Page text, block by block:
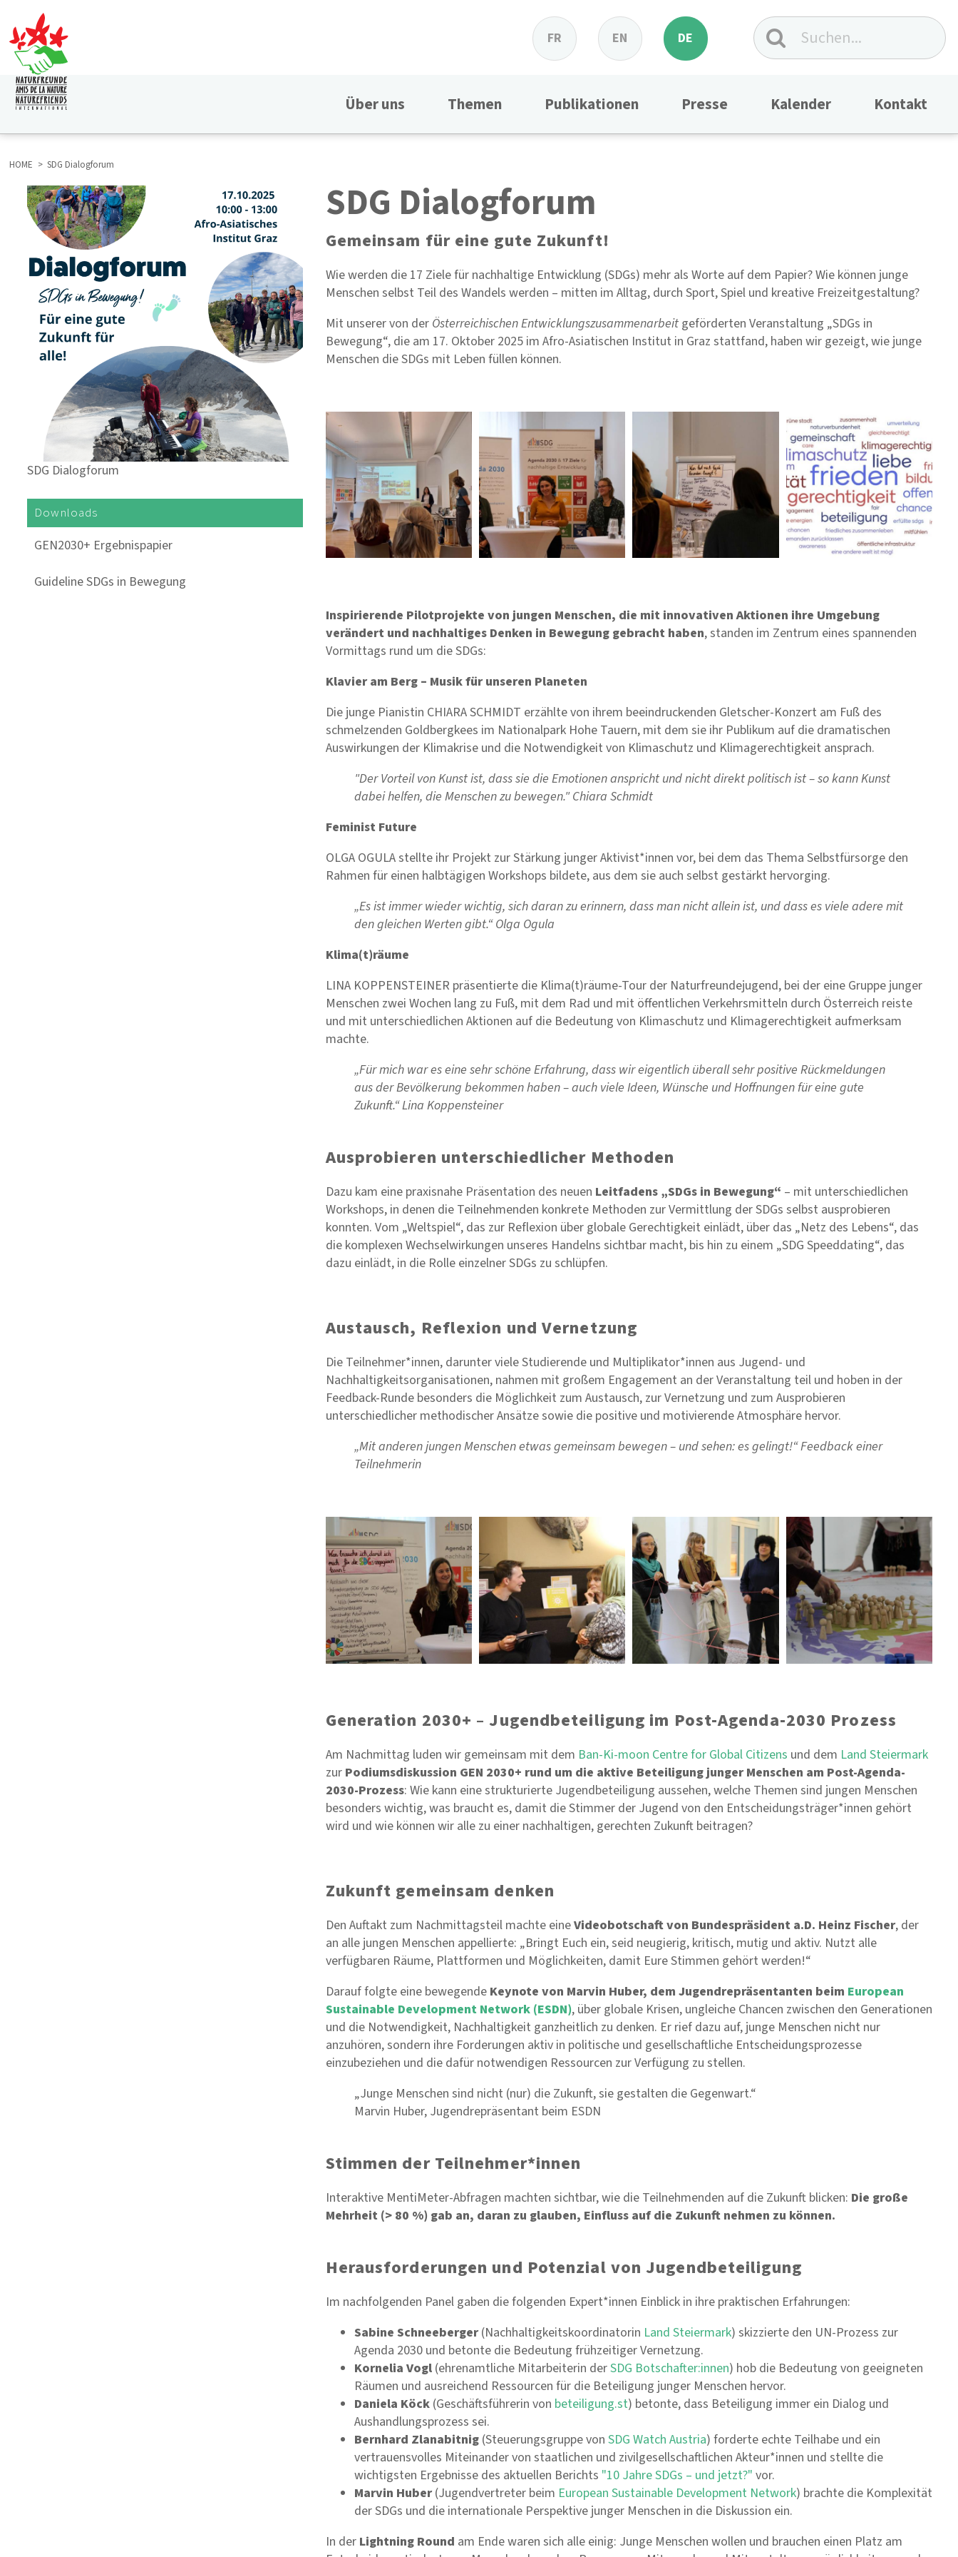
zum
Inhalt
FR EN DE
HAUPTNAVIGATION Über uns Themen Publikationen Presse Kalender Kontakt
BREADCRUMB
HOME SDG Dialogforum
SDG Dialogforum
Downloads
GEN2030+ Ergebnispapier
Guideline SDGs in Bewegung
SDG Dialogforum
Gemeinsam für eine gute Zukunft!
Wie werden die 17 Ziele für nachhaltige Entwicklung (SDGs) mehr als Worte auf dem Papier? Wie können junge
Menschen selbst Teil des Wandels werden – mitten im Alltag, durch Sport, Spiel und kreative Freizeitgestaltung?
Mit unserer von der Österreichischen Entwicklungszusammenarbeitgeförderten Veranstaltung „SDGs in
Bewegung“, die am 17. Oktober 2025 im Afro-Asiatischen Institut in Graz stattfand, haben wir gezeigt, wie junge
Menschen die SDGs mit Leben füllen können.
Bilder
Inspirierende Pilotprojekte von jungen Menschen, die mit innovativen Aktionen ihre Umgebung
verändert und nachhaltiges Denken in Bewegung gebracht haben, standen im Zentrum eines spannenden
Vormittags rund um die SDGs:
Klavier am Berg – Musik für unseren Planeten
Die junge Pianistin CHIARA SCHMIDT erzählte von ihrem beeindruckenden Gletscher-Konzert am Fuß des
schmelzenden Goldbergkees im Nationalpark Hohe Tauern, mit dem sie ihr Publikum auf die dramatischen
Auswirkungen der Klimakrise und die Notwendigkeit von Klimaschutz und Klimagerechtigkeit ansprach.
"Der Vorteil von Kunst ist, dass sie die Emotionen anspricht und nicht direkt politisch ist – so kann Kunst
dabei helfen, die Menschen zu bewegen." Chiara Schmidt
Feminist Future
OLGA OGULA stellte ihr Projekt zur Stärkung junger Aktivist*innen vor, bei dem das Thema Selbstfürsorge den
Rahmen für einen halbtägigen Workshops bildete, aus dem sie auch selbst gestärkt hervorging.
„Es ist immer wieder wichtig, sich daran zu erinnern, dass man nicht allein ist, und dass es viele adere mit
den gleichen Werten gibt.“ Olga Ogula
Klima(t)räume
LINA KOPPENSTEINER präsentierte die Klima(t)räume-Tour der Naturfreundejugend, bei der eine Gruppe junger
Menschen zwei Wochen lang zu Fuß, mit dem Rad und mit öffentlichen Verkehrsmitteln durch Österreich reiste
und mit unterschiedlichen Aktionen auf die Bedeutung von Klimaschutz und Klimagerechtigkeit aufmerksam
machte.
„Für mich war es eine sehr schöne Erfahrung, dass wir eigentlich überall sehr positive Rückmeldungen
aus der Bevölkerung bekommen haben – auch viele Ideen, Wünsche und Hoffnungen für eine gute
Zukunft.“ Lina Koppensteiner
Ausprobieren unterschiedlicher Methoden
Dazu kam eine praxisnahe Präsentation des neuen Leitfadens „SDGs in Bewegung“ – mit unterschiedlichen
Workshops, in denen die Teilnehmenden konkrete Methoden zur Vermittlung der SDGs selbst ausprobieren
konnten. Vom „Weltspiel“, das zur Reflexion über globale Gerechtigkeit einlädt, über das „Netz des Lebens“, das
die komplexen Wechselwirkungen unseres Handelns sichtbar macht, bis hin zu einem „SDG Speeddating“, das
dazu einlädt, in die Rolle einzelner SDGs zu schlüpfen.
Austausch, Reflexion und Vernetzung
Die Teilnehmer*innen, darunter viele Studierende und Multiplikator*innen aus Jugend- und
Nachhaltigkeitsorganisationen, nahmen mit großem Engagement an der Veranstaltung teil und hoben in der
Feedback-Runde besonders die Möglichkeit zum Austausch, zur Vernetzung und zum Ausprobieren
unterschiedlicher methodischer Ansätze sowie die positive und motivierende Atmosphäre hervor.
„Mit anderen jungen Menschen etwas gemeinsam bewegen – und sehen: es gelingt!“ Feedback einer
Teilnehmerin
Bilder
Generation 2030+ – Jugendbeteiligung im Post-Agenda-2030 Prozess
Am Nachmittag luden wir gemeinsam mit dem Ban-Ki-moon Centre for Global Citizens und dem Land Steiermark
zur Podiumsdiskussion GEN 2030+ rund um die aktive Beteiligung junger Menschen am Post-Agenda-
2030-Prozess: Wie kann eine strukturierte Jugendbeteiligung aussehen, welche Themen sind jungen Menschen
besonders wichtig, was braucht es, damit die Stimmer der Jugend von den Entscheidungsträger*innen gehört
wird und wie können wir alle zu einer nachhaltigen, gerechten Zukunft beitragen?
Zukunft gemeinsam denken
Den Auftakt zum Nachmittagsteil machte eineVideobotschaft von Bundespräsident a.D. Heinz Fischer, der
an alle jungen Menschen appellierte: „Bringt Euch ein, seid neugierig, kritisch, mutig und aktiv. Nutzt alle
verfügbaren Räume, Plattformen und Möglichkeiten, damit Eure Stimmen gehört werden!“
Darauf folgte eine bewegende Keynote von Marvin Huber, dem Jugendrepräsentanten beim European
Sustainable Development Network (ESDN), über globale Krisen, ungleiche Chancen zwischen den Generationen
und die Notwendigkeit, Nachhaltigkeit ganzheitlich zu denken. Er rief dazu auf, junge Menschen nicht nur
anzuhören, sondern ihre Forderungen aktiv in politische und gesellschaftliche Entscheidungsprozesse
einzubeziehen und die dafür notwendigen Ressourcen zur Verfügung zu stellen.
„Junge Menschen sind nicht (nur) die Zukunft, sie gestalten die Gegenwart.“
Marvin Huber, Jugendrepräsentant beim ESDN
Stimmen der Teilnehmer*innen
Interaktive MentiMeter-Abfragen machten sichtbar, wie die Teilnehmenden auf die Zukunft blicken: Die große
Mehrheit (> 80 %) gab an, daran zu glauben, Einfluss auf die Zukunft nehmen zu können.
Herausforderungen und Potenzial von Jugendbeteiligung
Im nachfolgenden Panel gaben die folgenden Expert*innen Einblick in ihre praktischen Erfahrungen:
Sabine Schneeberger(Nachhaltigkeitskoordinatorin Land Steiermark) skizzierte den UN-Prozess zur
Agenda 2030 und betonte die Bedeutung frühzeitiger Vernetzung.
Kornelia Vogl (ehrenamtliche Mitarbeiterin derSDG Botschafter:innen) hob die Bedeutung von geeigneten
Räumen und ausreichend Ressourcen für die Beteiligung junger Menschen hervor.
Daniela Köck (Geschäftsführerin von beteiligung.st) betonte, dass Beteiligung immer ein Dialog und
Aushandlungsprozess sei.
Bernhard Zlanabitnig (Steuerungsgruppe von SDG Watch Austria) forderte echte Teilhabe und ein
vertrauensvolles Miteinander von staatlichen und zivilgesellschaftlichen Akteur*innen und stellte die
wichtigsten Ergebnisse des aktuellen Berichts "10 Jahre SDGs – und jetzt?" vor.
Marvin Huber(Jugendvertreter beim European Sustainable Development Network) brachte die Komplexität
der SDGs und die internationale Perspektive junger Menschen in die Diskussion ein.
In der Lightning Round am Ende waren sich alle einig: Junge Menschen wollen und brauchen einen Platz am